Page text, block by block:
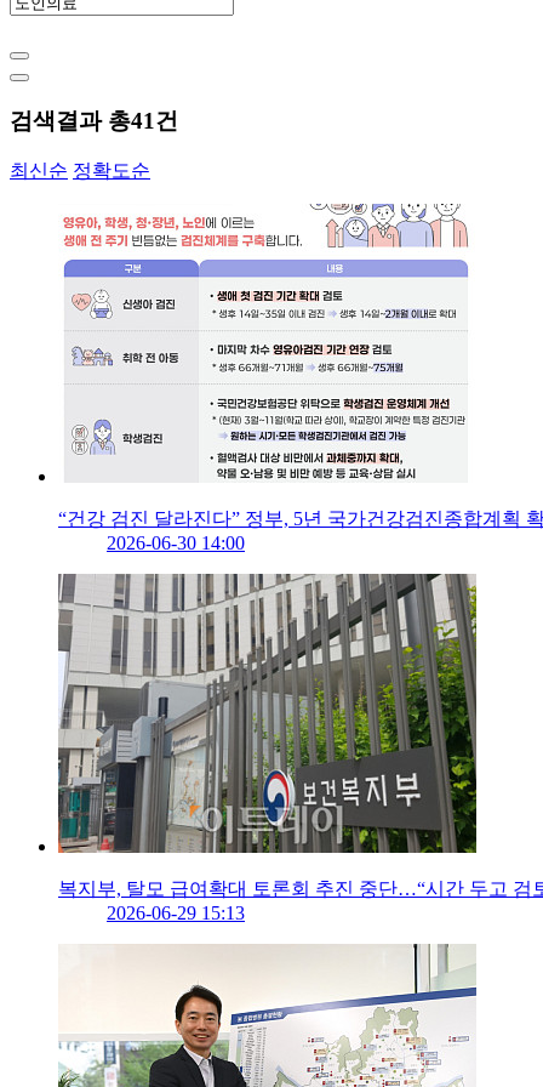
검색결과 총41건
최신순 정확도순
“건강 검진 달라진다” 정부, 5년 국가건강검진종합계획
2026-06-30 14:00
복지부, 탈모 급여확대 토론회 추진 중단…“시간 두고 검
2026-06-29 15:13